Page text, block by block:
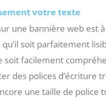
votre texte
une bannière web est
soit parfaitement
soit facilement
des polices d’écriture
une taille de police